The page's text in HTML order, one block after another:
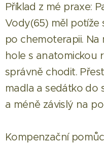
Příklad z mé praxe:
Vody(65) měl potíže
po chemoterapii.
hole s anatomickou
správně chodit.
madla a sedátko do
a méně závislý na
Kompenzační